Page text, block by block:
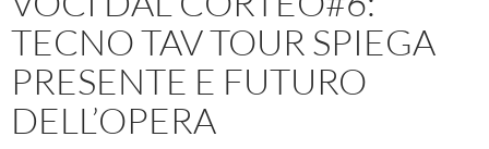
TECNO TAV TOUR SPIEGA
PRESENTE E FUTURO
DELL’OPERA